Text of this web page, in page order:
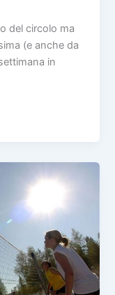
del circolo ma
(e anche da
in